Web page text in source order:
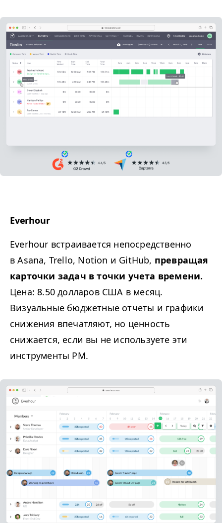
Everhour
Everhour встраивается непосредственно
в Asana, Trello, Notion и GitHub, превращая
карточки задач в точки учета времени.
Цена: 8.50 долларов США в месяц.
Визуальные бюджетные отчеты и графики
снижения впечатляют, но ценность
снижается, если вы не используете эти
инструменты PM.